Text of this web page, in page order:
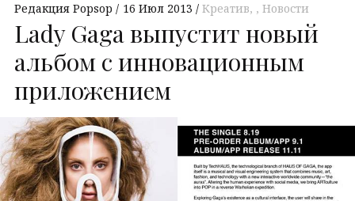
Редакция Popsop 16 Июл 2013 Креатив, Новости
Lady Gaga выпустит новый
альбом с инновационным
приложением